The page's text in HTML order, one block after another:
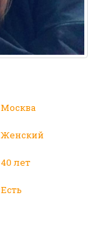
Москва
Женский
40 лет
Есть